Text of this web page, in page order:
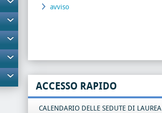
avviso
ACCESSO RAPIDO
CALENDARIO DELLE SEDUTE DI LAUREA